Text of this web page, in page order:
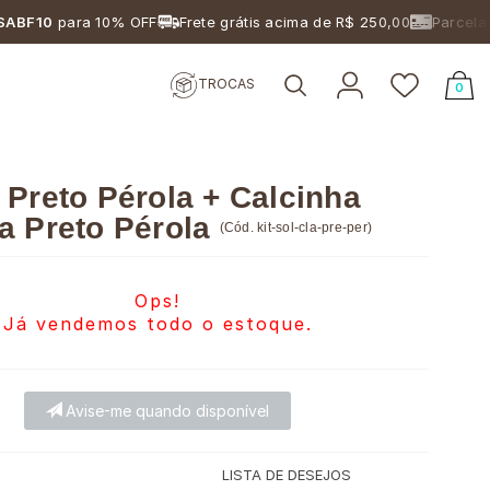
para 10% OFF Frete grátis acima de R$ 250,00
TROCAS 0
Preto Pérola + Calcinha
Preto Pérola
(Cód. kit-sol-cla-pre-per)
Ops!
Já vendemos todo o estoque.
Avise-me quando disponível
LISTA DE DESEJOS